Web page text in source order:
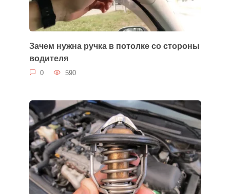
Зачем нужна ручка в потолке со стороны
водителя
0 590